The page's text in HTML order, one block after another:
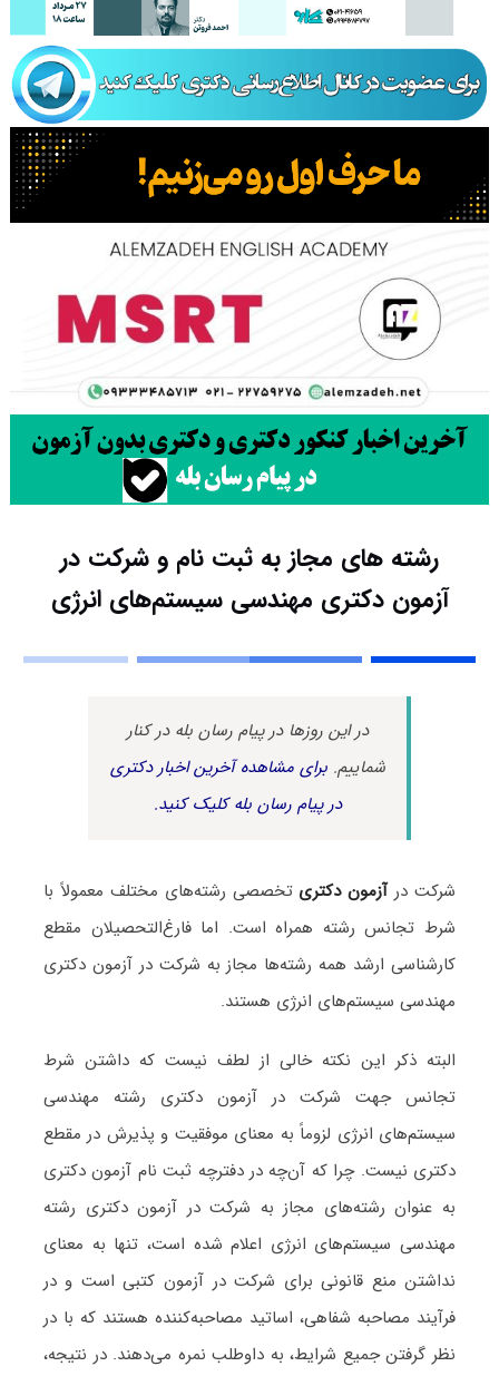
رشته های مجاز به ثبت نام و شرکت در
آزمون دکتری مهندسی سیستم‌های انرژی
در این روزها در پیام رسان بله در کنار
شماییم.برای مشاهده آخرین اخبار دکتری
در پیام رسان بله کلیک کنید.
شرکت درآزمون دکتری تخصصی رشته‌های مختلف معمولاً با
شرط تجانس رشته همراه است. اما فارغ‌التحصیلان مقطع
کارشناسی ارشد همه رشته‌ها مجاز به شرکت در آزمون دکتری
مهندسی سیستم‌های انرژی هستند.
البته ذکر این نکته خالی از لطف نیست که داشتن شرط
تجانس جهت شرکت در آزمون دکتری رشته مهندسی
سیستم‌های انرژی لزوماً به معنای موفقیت و پذیرش در مقطع
دکتری نیست. چرا که آن‌چه در دفترچه ثبت نام آزمون دکتری
به عنوان رشته‌های مجاز به شرکت در آزمون دکتری رشته
مهندسی سیستم‌های انرژی اعلام شده است، تنها به معنای
نداشتن منع قانونی برای شرکت در آزمون کتبی است و در
فرآیند مصاحبه شفاهی، اساتید مصاحبه‌کننده هستند که با در
نظر گرفتن جمیع شرایط، به داوطلب نمره می‌دهند. در نتیجه،